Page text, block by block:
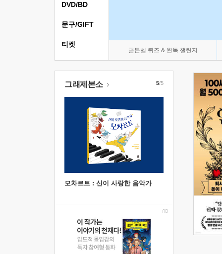
골든벨 퀴즈 & 완독 챌린지
DVD/BD
문구/GIFT
티켓
그래제본소
모차르트 : 신이 사랑한 음악가
5/5